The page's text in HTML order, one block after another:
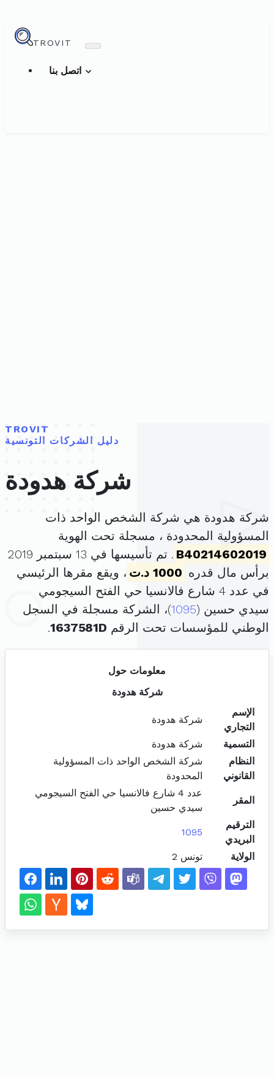
TROVIT
TROVIT
دليل الشركات التونسية
شركة هدودة
شركة هدودة هي شركة الشخص الواحد ذات
المسؤولية المحدودة ، مسجلة تحت الهوية
B40214602019
. تم تأسيسها في 13 سبتمبر 2019
برأس مال قدره 1000 د.ت
، ويقع مقرها الرئيسي
في عدد 4 شارع فالانسيا حي الفتح السيجومي
سيدي حسين (1095)، الشركة مسجلة في السجل
الوطني للمؤسسات تحت الرقم 1637581D
.
معلومات حول
شركة هدودة
الإسم
التجاري
شركة هدودة
التسمية
شركة هدودة
النظام
القانوني
شركة الشخص الواحد ذات المسؤولية
المحدودة
المقر
عدد 4 شارع فالانسيا حي الفتح السيجومي
سيدي حسين
الترقيم
البريدي
1095
الولاية تونس 2